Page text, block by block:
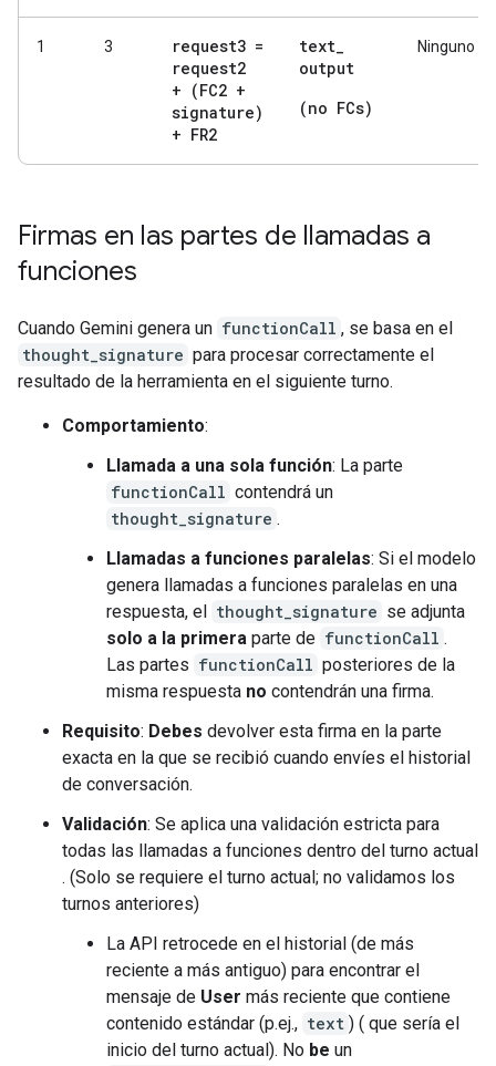
1 3
request3 =
request2
+ (FC2 +
signature)
+ FR2
text_
output
(no FCs)
Ninguno
Firmas en las partes de llamadas a
funciones
Cuando Gemini genera un functionCall , se basa en el
thought_signature para procesar correctamente el
resultado de la herramienta en el siguiente turno.
Comportamiento:
Llamada a una sola función: La parte
functionCall contendrá un
thought_signature .
Llamadas a funciones paralelas: Si el modelo
genera llamadas a funciones paralelas en una
respuesta, el thought_signature se adjunta
solo a la primera parte de functionCall .
Las partes functionCall posteriores de la
misma respuesta no contendrán una firma.
Requisito: Debes devolver esta firma en la parte
exacta en la que se recibió cuando envíes el historial
de conversación.
Validación: Se aplica una validación estricta para
todas las llamadas a funciones dentro del turno actual
. (Solo se requiere el turno actual; no validamos los
turnos anteriores)
La API retrocede en el historial (de más
reciente a más antiguo) para encontrar el
mensaje de User más reciente que contiene
contenido estándar (p.ej., text ) ( que sería el
inicio del turno actual). No be un